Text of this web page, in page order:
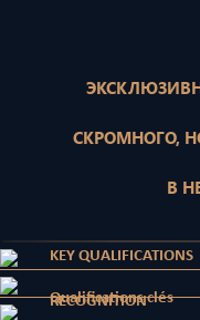
СКРОМНОГО,
В
KEY QUALIFICATIONS
Qualifications clés
RECOGNITION